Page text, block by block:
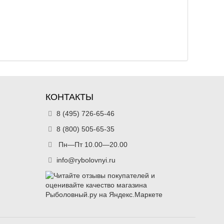
КОНТАКТЫ
8 (495) 726-65-46
8 (800) 505-65-35
Пн—Пт 10.00—20.00
info@rybolovnyi.ru